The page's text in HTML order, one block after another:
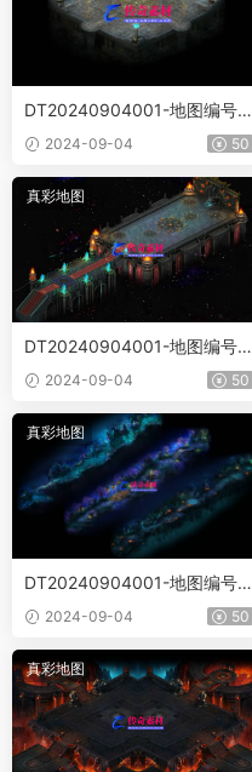
DT20240904001-地图编号Ji
M-ZFDB
2024-09-04 50
真彩地图
DT20240904001-地图编号JI
M-Xd2024-09-04 50
真彩地图
DT20240904001-地图编号Ji
m-VipFb
2024-09-04 50
真彩地图